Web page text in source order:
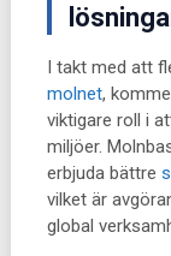
I takt med att
molnet,
viktigare roll i
miljöer.
erbjuda bättre
vilket är
global